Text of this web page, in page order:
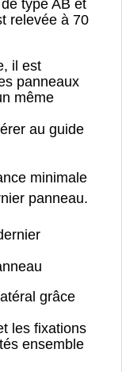
type AB et
relevée à 70
il est
panneaux
même
au guide
minimale
panneau.
grâce
les fixations
ensemble